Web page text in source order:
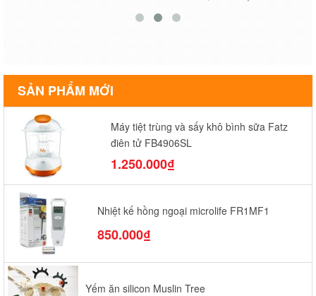
SẢN PHẨM MỚI
Máy tiệt trùng và sấy khô bình sữa Fatz
điện tử FB4906SL
1.250.000₫
Nhiệt kế hồng ngoại microlife FR1MF1
850.000₫
Yếm ăn silicon Muslin Tree